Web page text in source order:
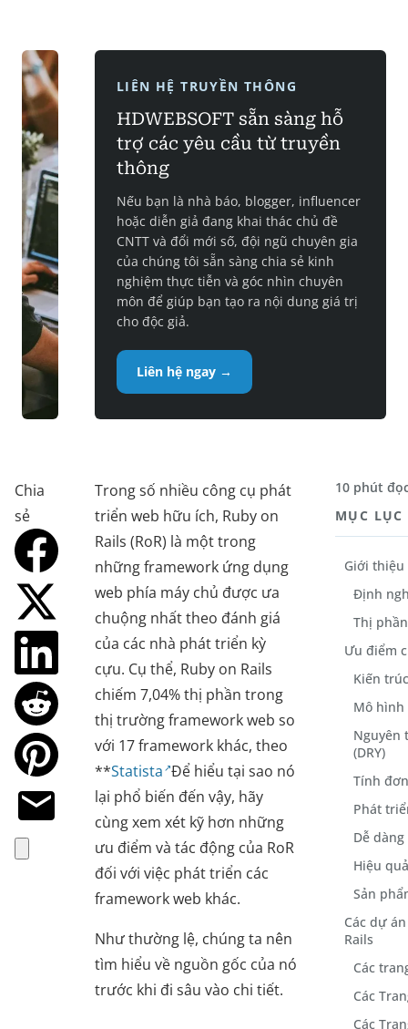
LIÊN HỆ TRUYỀN THÔNG
HDWEBSOFT sẵn sàng hỗ
trợ các yêu cầu từ truyền
thông
Nếu bạn là nhà báo, blogger, influencer
hoặc diễn giả đang khai thác chủ đề
CNTT và đổi mới số, đội ngũ chuyên gia
của chúng tôi sẵn sàng chia sẻ kinh
nghiệm thực tiễn và góc nhìn chuyên
môn để giúp bạn tạo ra nội dung giá trị
cho độc giả.
Liên hệ ngay →
Chia
sẻ
Trong số nhiều công cụ phát
triển web hữu ích, Ruby on
Rails (RoR) là một trong
những framework ứng dụng
web phía máy chủ được ưa
chuộng nhất theo đánh giá
của các nhà phát triển kỳ
cựu. Cụ thể, Ruby on Rails
chiếm 7,04% thị phần trong
thị trường framework web so
với 17 framework khác, theo
**Statista Để hiểu tại sao nó
lại phổ biến đến vậy, hãy
cùng xem xét kỹ hơn những
ưu điểm và tác động của RoR
đối với việc phát triển các
framework web khác.
Như thường lệ, chúng ta nên
tìm hiểu về nguồn gốc của nó
trước khi đi sâu vào chi tiết.
10 phút
MỤC LỤC
Giới thiệu
Định
Thị
Ưu điểm
Kiến
Mô
Nguyên
(DRY)
Tính
Phát
Dễ
Hiệu
Sản
Các dự
Rails
Các
Các
Các